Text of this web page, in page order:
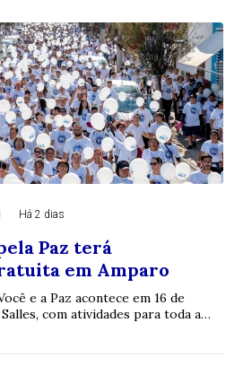
Há 2 dias
Paz terá
em Amparo
e a Paz acontece em 16 de
com atividades para toda a